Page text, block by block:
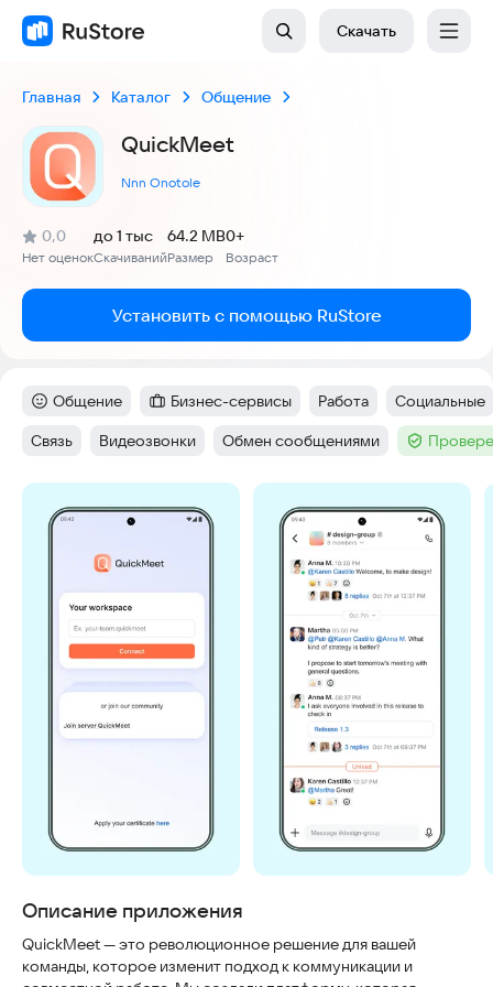
Скачать
Главная Каталог Общение
QuickMeet
Nnn Onotole
Рейтинг:
0,0
(
Нет оценок
)
Скачиваний
до 1 тыс
Размер
64.2 MB
Возраст
0+
Установить с помощью RuStore
Категория:
Общение Категория :
Бизнес-сервисы Тег:
Работа Тег:
Социальные
Тег:
Связь Тег:
Видеозвонки Тег:
Обмен сообщениями Тег :
Скриншоты
Описание приложения
QuickMeet — это революционное решение для вашей
команды, которое изменит подход к коммуникации и